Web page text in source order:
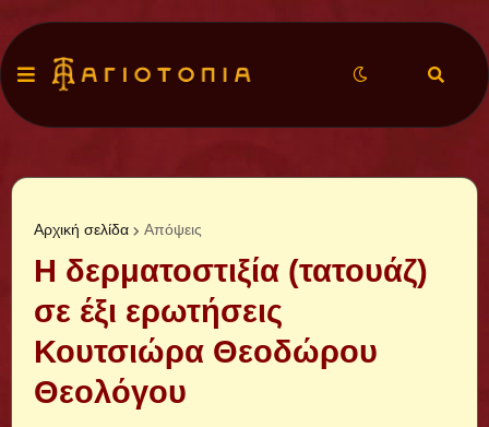
Αρχική σελίδα Απόψεις
Η δερματοστιξία (τατουάζ)
σε έξι ερωτήσεις
Κουτσιώρα Θεοδώρου
Θεολόγου